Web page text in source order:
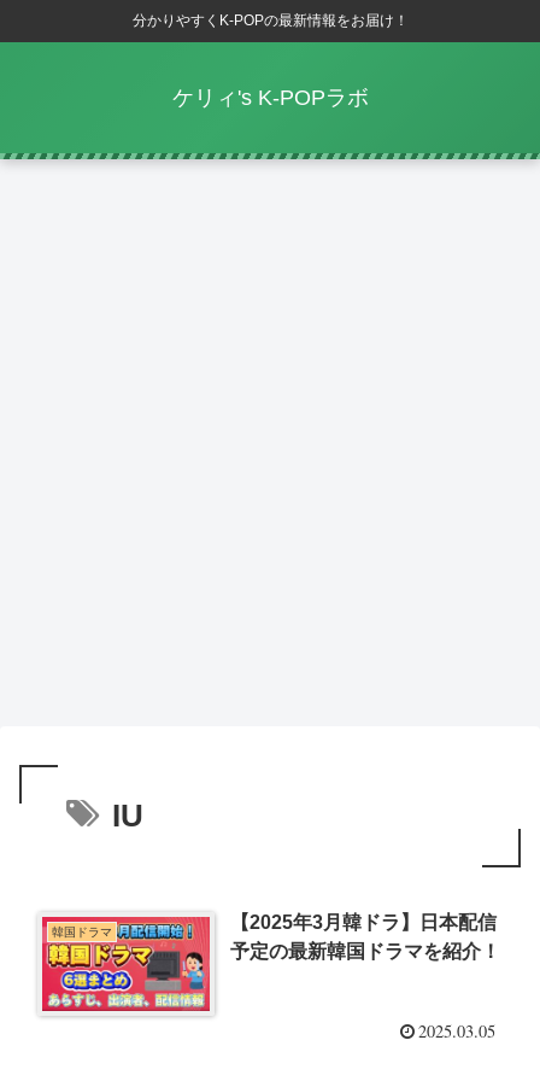
分かりやすくK-POPの最新情報をお届け！
ケリィ's K-POPラボ
IU
韓国ドラマ
【2025年3月韓ドラ】日本配信
予定の最新韓国ドラマを紹介！
2025.03.05